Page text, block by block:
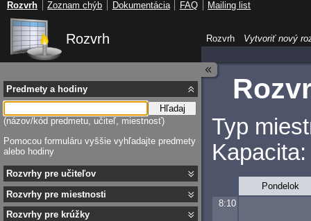
Rozvrh
Typ
Pondelok
8:10
Predmety a hodiny
Hľadaj
(názov/kód predmetu, učiteľ, miestnosť)
Pomocou formuláru vyššie vyhľadajte predmety
alebo hodiny
Rozvrhy pre učiteľov
Rozvrhy pre miestnosti
Rozvrhy pre krúžky
Rozvrh Vytvoriť nový
Rozvrh Zoznam chýb Dokumentácia FAQ Mailing list